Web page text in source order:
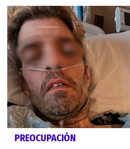
PREOCUPACIÓN